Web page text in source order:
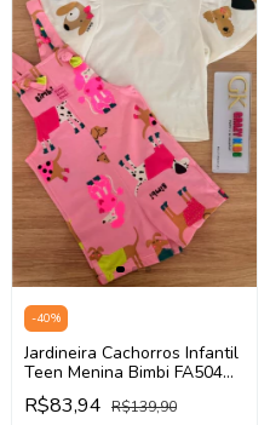
-40%
Jardineira Cachorros Infantil
Teen Menina Bimbi FA504
(Rosa)
R$83,94 R$139,90